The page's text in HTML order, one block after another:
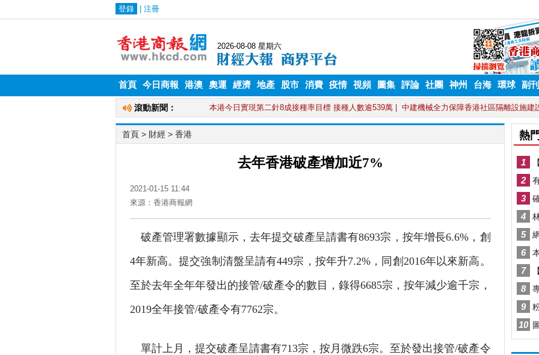
首頁 今日商報 港澳 奧運 經濟 地產 股市 消費 疫情 視頻 圖集 評論 社團 神州 台海 環球 副刊
首頁 > 財經 > 香港
去年香港破產增加近7%
2021-01-15 11:44
來源：香港商報網
破產管理署數據顯示，去年提交破產呈請書有8693宗，按年增長6.6%，創
4年新高。提交強制清盤呈請有449宗，按年升7.2%，同創2016年以來新高。
至於去年全年年發出的接管/破產令的數目，錄得6685宗，按年減少逾千宗，
2019全年接管/破產令有7762宗。
單計上月，提交破產呈請書有713宗，按月微跌6宗。至於發出接管/破產令